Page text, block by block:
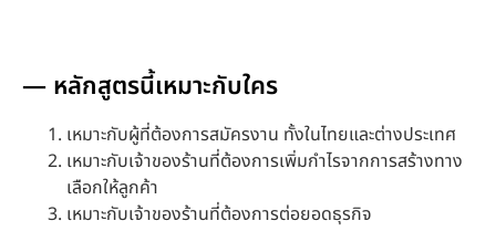
— หลักสูตรนี้เหมาะกับใคร
เหมาะกับผู้ที่ต้องการสมัครงาน ทั้งในไทยและต่างประเทศ
เหมาะกับเจ้าของร้านที่ต้องการเพิ่มกำไรจากการสร้างทาง
เลือกให้ลูกค้า
เหมาะกับเจ้าของร้านที่ต้องการต่อยอดธุรกิจ